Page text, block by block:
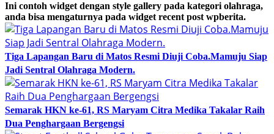
Ini contoh widget dengan style gallery pada kategori olahraga,
anda bisa mengaturnya pada widget recent post wpberita.
Tiga Lapangan Baru di Matos Resmi Diuji Coba.Mamuju Siap
Jadi Sentral Olahraga Modern.
Semarak HKN ke-61, RS Maryam Citra Medika Takalar Raih
Dua Penghargaan Bergengsi